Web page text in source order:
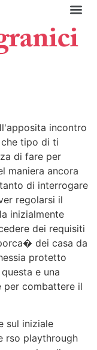
incontro
tipo di ti
di fare per
maniera ancora
di interrogare
regolarsi il
inizialmente
dei requisiti
dei casa da
protetto
e una
per combattere il
sul iniziale
rso playthrough